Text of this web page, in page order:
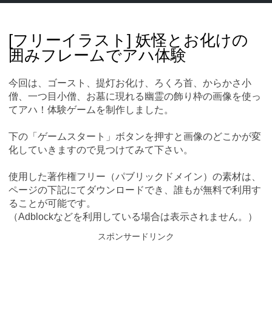
content[フリーイラスト] 妖怪とお化けの
囲みフレームでアハ体験
今回は、ゴースト、提灯お化け、ろくろ首、からかさ小
僧、一つ目小僧、お墓に現れる幽霊の飾り枠の画像を使っ
てアハ！体験ゲームを制作しました。
下の「ゲームスタート」ボタンを押すと画像のどこかが変
化していきますので見つけてみて下さい。
使用した著作権フリー（パブリックドメイン）の素材は、
ページの下記にてダウンロードでき、誰もが無料で利用す
ることが可能です。
（Adblockなどを利用している場合は表示されません。）
スポンサードリンク